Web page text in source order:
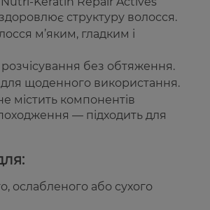
структуру волосся.
м’яким, гладким і
без обтяження.
для щоденного використання.
містить компонентів
— підходить для
ослабленого або сухого